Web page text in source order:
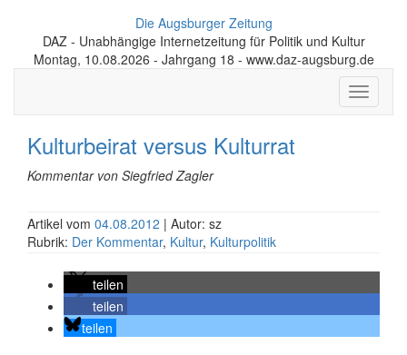
Die Augsburger Zeitung
DAZ - Unabhängige Internetzeitung für Politik und Kultur
Montag, 10.08.2026 - Jahrgang 18 - www.daz-augsburg.de
Toggle
Kulturbeirat versus Kulturrat
Kommentar von Siegfried Zagler
Artikel vom 04.08.2012 | Autor: sz
Rubrik: Der Kommentar, Kultur, Kulturpolitik
teilen
teilen
teilen